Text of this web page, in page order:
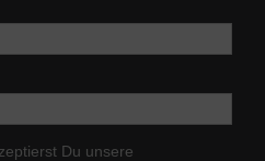
Du unsere